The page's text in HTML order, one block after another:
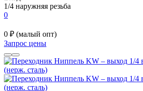
1/4 наружняя резьба
0
0 ₽ (малый опт)
Запрос цены